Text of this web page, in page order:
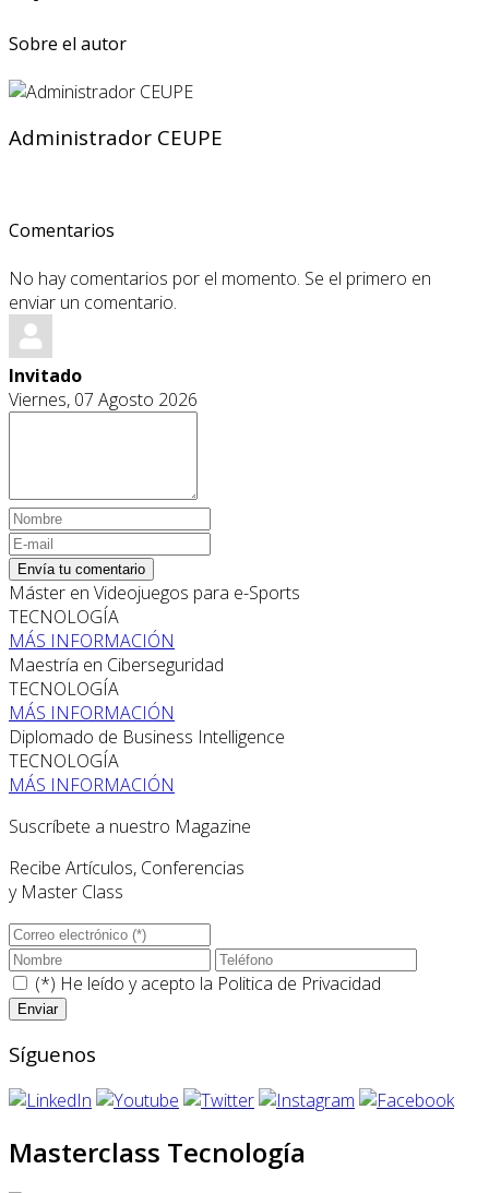
Sobre el autor
Administrador CEUPE
Comentarios
No hay comentarios por el momento. Se el primero en
enviar un comentario.
Invitado
Viernes, 07 Agosto 2026
Envía tu comentario
Máster en Videojuegos para e-Sports
TECNOLOGÍA
MÁS INFORMACIÓN
Maestría en Ciberseguridad
TECNOLOGÍA
MÁS INFORMACIÓN
Diplomado de Business Intelligence
TECNOLOGÍA
MÁS INFORMACIÓN
Suscríbete a nuestro Magazine
Recibe Artículos, Conferencias
y Master Class
(*) He leído y acepto la Politica de Privacidad
Síguenos
Masterclass Tecnología